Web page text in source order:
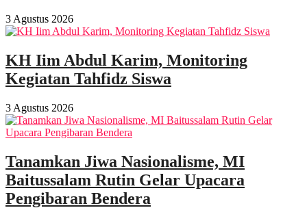
3 Agustus 2026
KH Iim Abdul Karim, Monitoring
Kegiatan Tahfidz Siswa
3 Agustus 2026
Tanamkan Jiwa Nasionalisme, MI
Baitussalam Rutin Gelar Upacara
Pengibaran Bendera